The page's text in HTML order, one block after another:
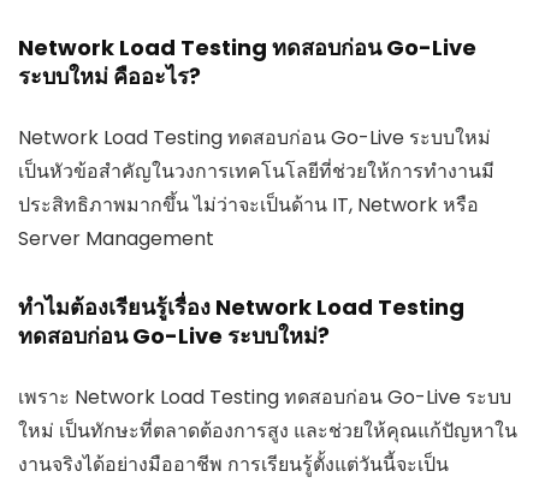
Network Load Testing ทดสอบก่อน Go-Live
ระบบใหม่ คืออะไร?
Network Load Testing ทดสอบก่อน Go-Live ระบบใหม่
เป็นหัวข้อสำคัญในวงการเทคโนโลยีที่ช่วยให้การทำงานมี
ประสิทธิภาพมากขึ้น ไม่ว่าจะเป็นด้าน IT, Network หรือ
Server Management
ทำไมต้องเรียนรู้เรื่อง Network Load Testing
ทดสอบก่อน Go-Live ระบบใหม่?
เพราะ Network Load Testing ทดสอบก่อน Go-Live ระบบ
ใหม่ เป็นทักษะที่ตลาดต้องการสูง และช่วยให้คุณแก้ปัญหาใน
งานจริงได้อย่างมืออาชีพ การเรียนรู้ตั้งแต่วันนี้จะเป็น